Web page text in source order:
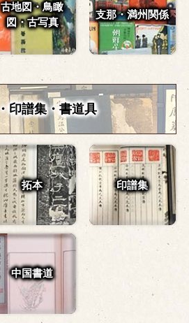
古地図・鳥瞰
図・古写真
支那・満州関係
印譜集・書道具
拓本 印譜集
中国書道